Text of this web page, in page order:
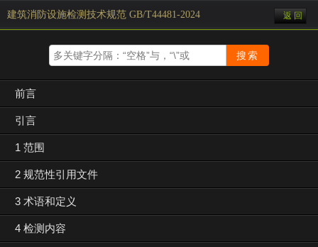
建筑消防设施检测技术规范 GB/T44481-2024 返 回
前言
引言
1 范围
2 规范性引用文件
3 术语和定义
4 检测内容